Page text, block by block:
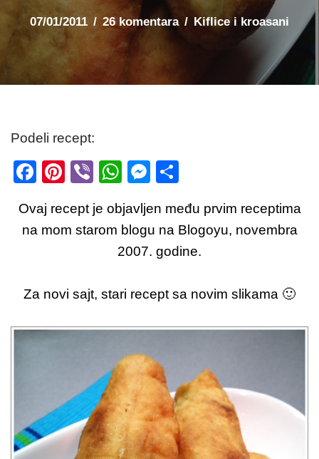
07/01/2011 26 komentara Kiflice i kroasani
Podeli recept:
F
c
e
o
k
Pi
er
e
Vi
er
W
at
s
A
p
M
ss
e
n
g
er
ar
e
Ovaj recept je objavljen među prvim receptima
na mom starom blogu na Blogoyu, novembra
2007. godine.
Za novi sajt, stari recept sa novim slikama 🙂